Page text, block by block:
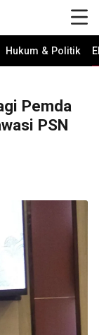
Hukum & Politik
Pemda
PSN